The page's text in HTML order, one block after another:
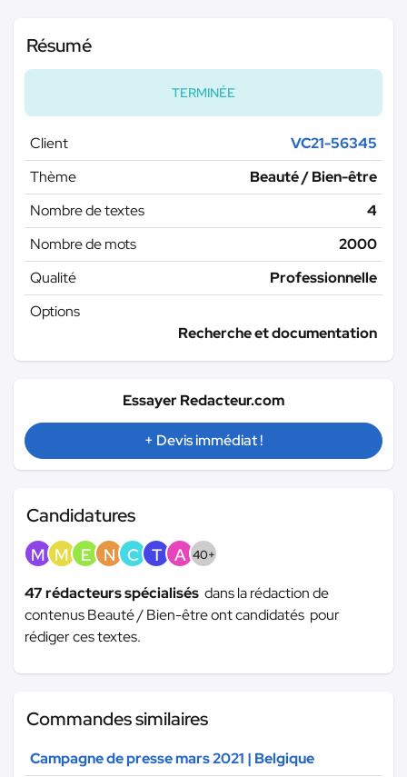
Résumé
TERMINÉE
Client
VC21-56345
Thème
Beauté / Bien-être
Nombre de textes
4
Nombre de mots
2000
Qualité
Professionnelle
Options
Recherche et documentation
Essayer Redacteur.com
+ Devis immédiat !
Candidatures
M M E N C T A 40+
47 rédacteurs spécialisés dans la rédaction de
contenus Beauté / Bien-être ont candidatés pour
rédiger ces textes.
Commandes similaires
Campagne de presse mars 2021 | Belgique